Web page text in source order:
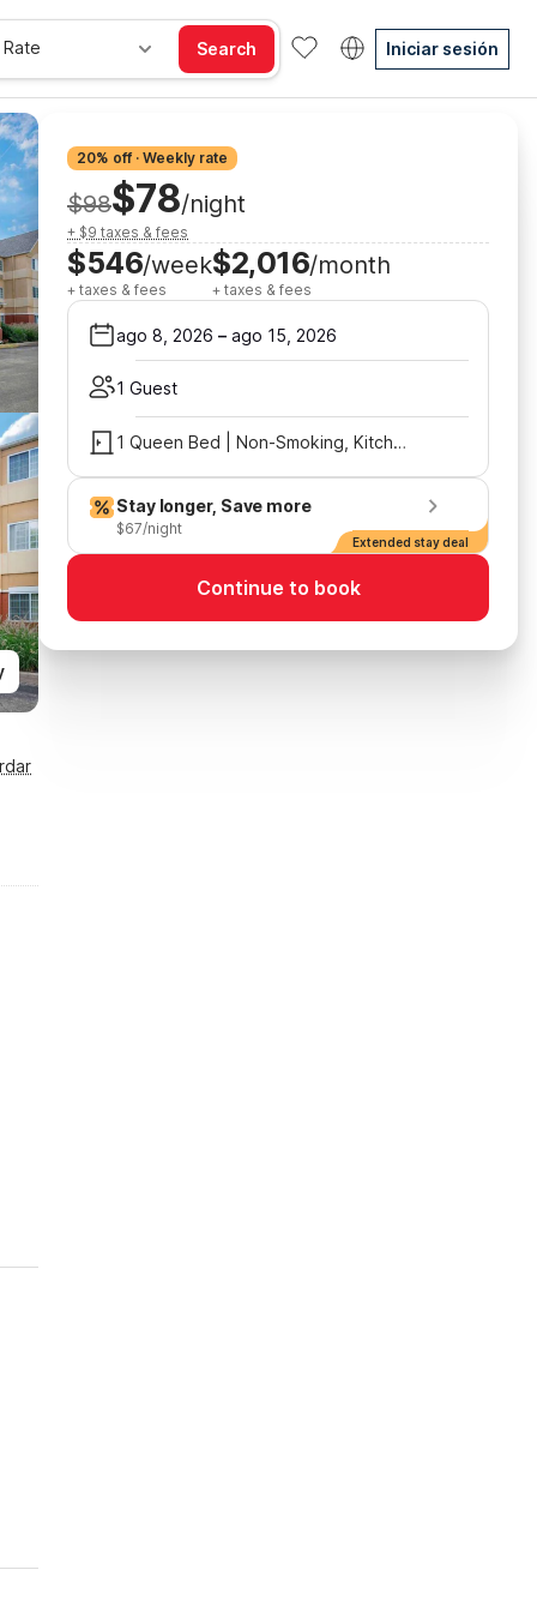
Search Iniciar sesión
20% off · Weekly rate
$98$78/night
+ $9 taxes & fees
$546/week
+ taxes & fees
$2,016/month
+ taxes & fees
ago 8, 2026 – ago 15, 2026
1 Guest
1 Queen Bed | Non-Smoking, Kitchen, Sofa-Bed
Stay longer, Save more
$67/night
Extended stay deal
Continue to book